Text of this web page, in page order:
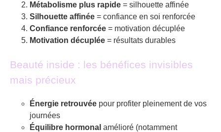
Métabolisme plus rapide = silhouette affinée
Silhouette affinée = confiance en soi renforcée
Confiance renforcée = motivation décuplée
Motivation décuplée = résultats durables
Beauté inside : les bénéfices invisibles
mais précieux
Énergie retrouvée pour profiter pleinement de vos
journées
Équilibre hormonal amélioré (notamment